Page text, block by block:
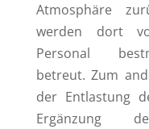
Atmosphäre
werden dort
Personal
betreut. Zum
der Entlastung
Ergänzung